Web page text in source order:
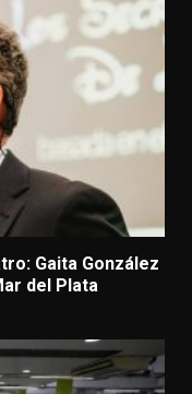
Gaita González
del Plata